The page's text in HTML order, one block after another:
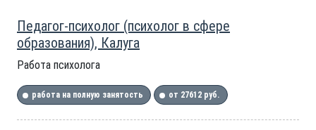
Педагог-психолог (психолог в сфере
образования), Калуга
Работа психолога
работа на полную занятость от 27612 руб.